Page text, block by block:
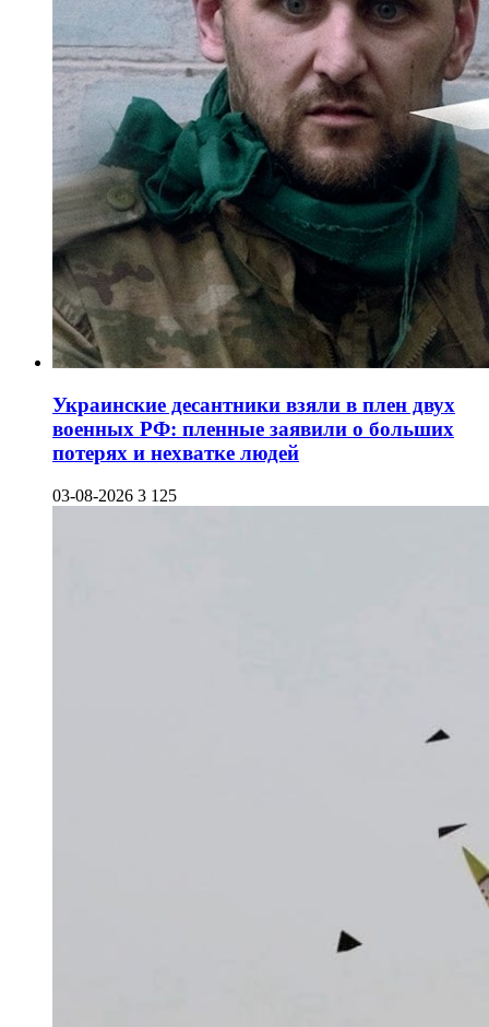
Украинские десантники взяли в плен двух
военных РФ: пленные заявили о больших
потерях и нехватке людей
03-08-2026 3 125